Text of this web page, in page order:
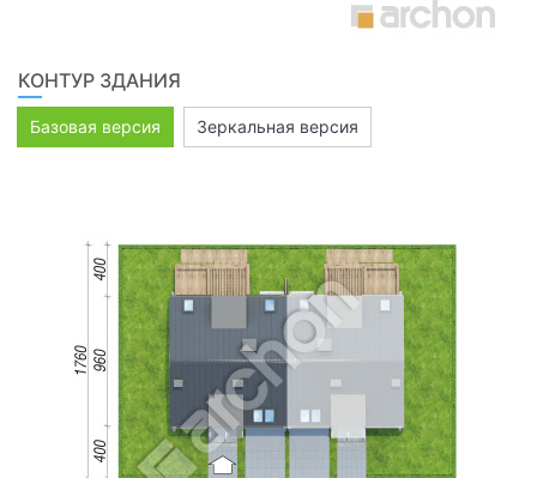
КОНТУР ЗДАНИЯ
Базовая версия Зеркальная версия